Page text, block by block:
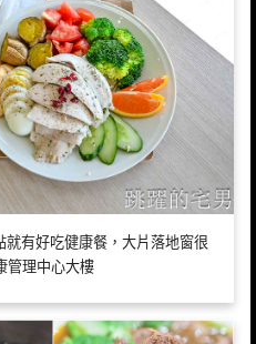
有好吃健康餐，大片落地窗很
管理中心大樓